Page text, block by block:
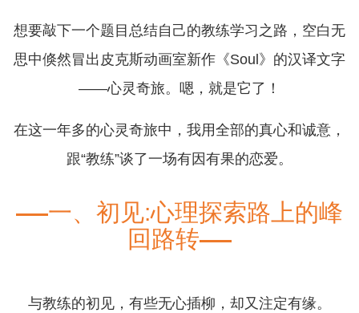
想要敲下一个题目总结自己的教练学习之路，空白无
思中倏然冒出皮克斯动画室新作《Soul》的汉译文字
——心灵奇旅。嗯，就是它了！
在这一年多的心灵奇旅中，我用全部的真心和诚意，
跟“教练”谈了一场有因有果的恋爱。
一、初见:心理探索路上的峰
回路转
与教练的初见，有些无心插柳，却又注定有缘。